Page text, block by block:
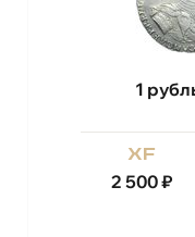
1
xf
2 500₽